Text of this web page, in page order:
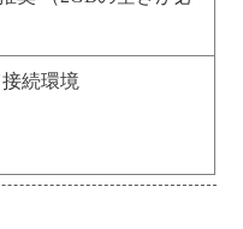
続環境